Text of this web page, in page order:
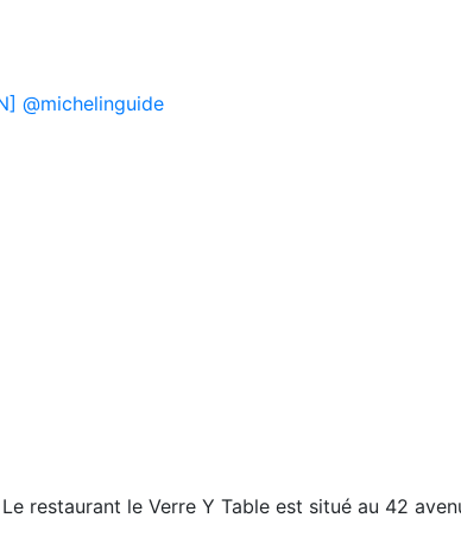
@michelinguide
Le restaurant le Verre Y Table est situé au 42